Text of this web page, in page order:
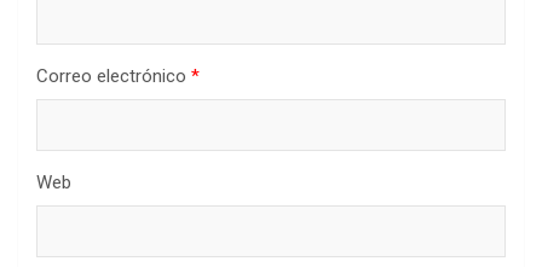
Correo electrónico *
Web